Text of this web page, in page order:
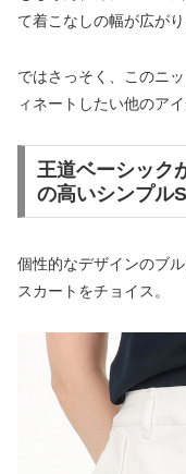
て着こなしの幅が広がり
ではさっそく、このニ
ィネートしたい他のア
王道ベーシック
の高いシンプル
個性的なデザインのブ
スカートをチョイス。